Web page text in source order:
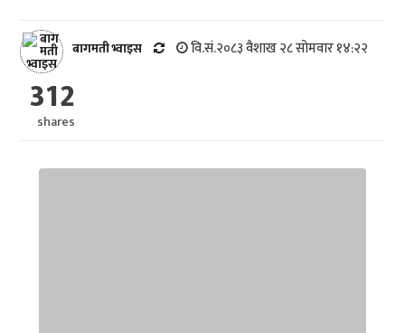
बागमती भ्वाइस वि.सं.२०८३ वैशाख २८ सोमवार १४:२२
312
shares